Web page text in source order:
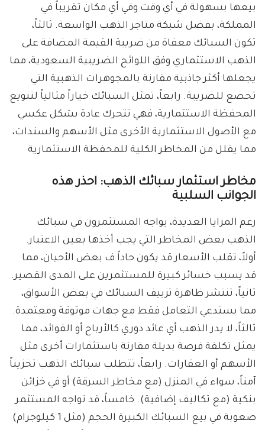
بيعها بسهولة في أي وقت وفي أي مكان تقريباً في
المملكة، بفضل شبكة متاجر الذهب الواسعة. ثالثاً،
تكون السبائك معفاة من ضريبة القيمة المضافة على
الذهب الاستثماري وفق اللوائح الضريبية السعودية، مما
يجعلها أكثر جاذبية مقارنة بالمجوهرات الذهبية التي
تخضع للضريبة. رابعاً، تمثل السبائك خياراً مثالياً لتنويع
المحفظة الاستثمارية، فهي تتحرك عادة بشكل عكسي
مع الأصول الاستثمارية الأخرى مثل الأسهم والسندات،
مما يقلل من المخاطر الكلية للمحفظة الاستثمارية
مخاطر استثمار سبائك الذهب: احذر هذه
الجوانب السلبية
رغم المزايا العديدة، يواجه المستثمرون في سبائك
الذهب بعض المخاطر التي يجب أخذها بعين الاعتبار.
أولاً، تقلب الأسعار قد يكون حاداً ف بعض الأحيان، مما
قد يسبب خسائر كبيرة للمستثمرين على المدى القصير.
ثانياً، تنتشر ظاهرة تزييف السبائك في بعض الأسواق،
مما يستدعي التعامل فقط مع جهات موثوقة ومعتمدة.
ثالثاً، لا يدر الذهب أي عائد دوري كالأرباح أو الفوائد، مما
يمثل تكلفة فرصة بديلة مقارنة باستثمارات أخرى مثل
الأسهم أو العقارات. رابعاً، تتطلب سبائك الذهب تخزيناً
آمناً، سواء في المنزل (مع مخاطر السرقة) أو في خزائن
بنكية (مع تكاليف إضافية). خامساً، قد تواجه المستثمر
صعوبة في بيع السبائك الكبيرة الحجم (مثل 1 كيلوجرام)